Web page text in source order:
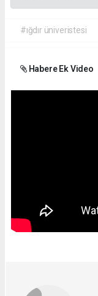
#ığdır üniveristesi
Habere Ek Video